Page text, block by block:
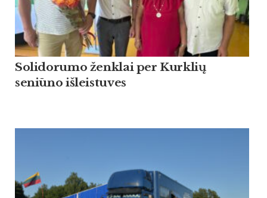
Solidorumo ženklai per Kurklių
seniūno išleistuves